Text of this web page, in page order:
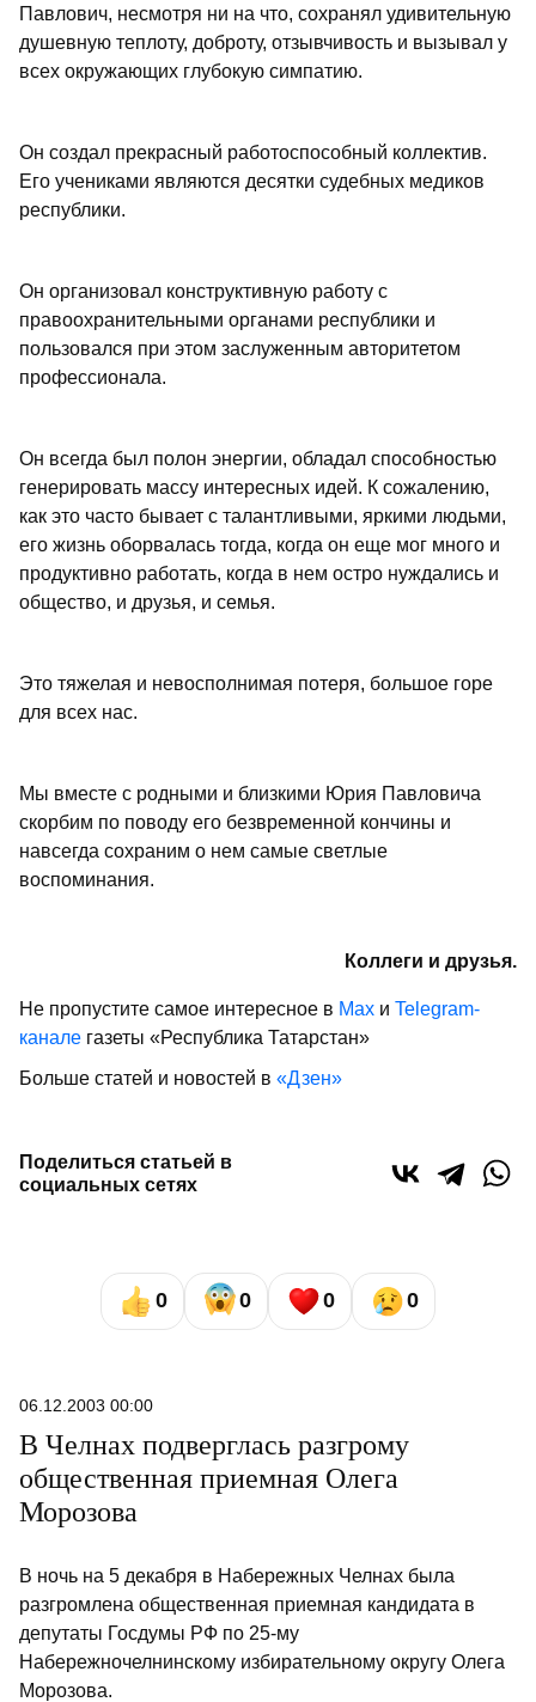
Павлович, несмотря ни на что, сохранял удивительную
душевную теплоту, доброту, отзывчивость и вызывал у
всех окружающих глубокую симпатию.
Он создал прекрасный работоспособный коллектив.
Его учениками являются десятки судебных медиков
республики.
Он организовал конструктивную работу с
правоохранительными органами республики и
пользовался при этом заслуженным авторитетом
профессионала.
Он всегда был полон энергии, обладал способностью
генерировать массу интересных идей. К сожалению,
как это часто бывает с талантливыми, яркими людьми,
его жизнь оборвалась тогда, когда он еще мог много и
продуктивно работать, когда в нем остро нуждались и
общество, и друзья, и семья.
Это тяжелая и невосполнимая потеря, большое горе
для всех нас.
Мы вместе с родными и близкими Юрия Павловича
скорбим по поводу его безвременной кончины и
навсегда сохраним о нем самые светлые
воспоминания.
Коллеги и друзья.
Не пропустите самое интересное в Max и Telegram-
канале газеты «Республика Татарстан»
Больше статей и новостей в «Дзен»
Поделиться статьей в
социальных сетях
0 0 0 0
06.12.2003 00:00
В Челнах подверглась разгрому
общественная приемная Олега
Морозова
В ночь на 5 декабря в Набережных Челнах была
разгромлена общественная приемная кандидата в
депутаты Госдумы РФ по 25-му
Набережночелнинскому избирательному округу Олега
Морозова.